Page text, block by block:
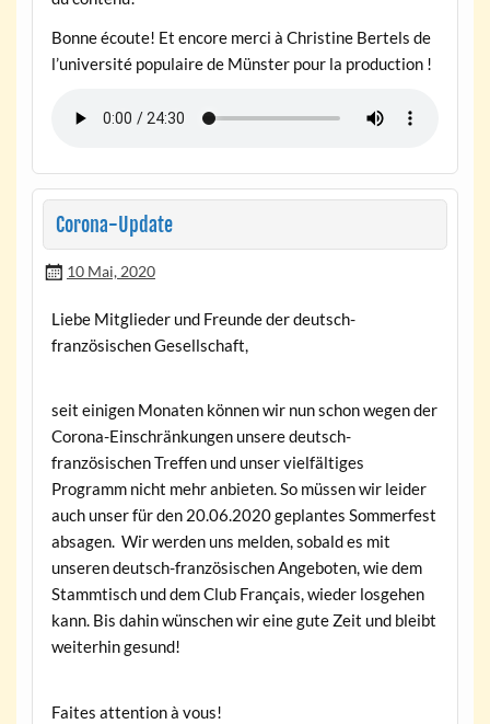
Bonne écoute! Et encore merci à Christine Bertels de
l’université populaire de Münster pour la production !
Corona-Update
10 Mai, 2020
Liebe Mitglieder und Freunde der deutsch-
französischen Gesellschaft,
seit einigen Monaten können wir nun schon wegen der
Corona-Einschränkungen unsere deutsch-
französischen Treffen und unser vielfältiges
Programm nicht mehr anbieten. So müssen wir leider
auch unser für den 20.06.2020 geplantes Sommerfest
absagen. Wir werden uns melden, sobald es mit
unseren deutsch-französischen Angeboten, wie dem
Stammtisch und dem Club Français, wieder losgehen
kann. Bis dahin wünschen wir eine gute Zeit und bleibt
weiterhin gesund!
Faites attention à vous!